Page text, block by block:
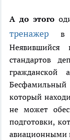
А до этого
тренажер в
стандартов
гражданской
Бесфамильный
который
не может
подготовки,
авиационными